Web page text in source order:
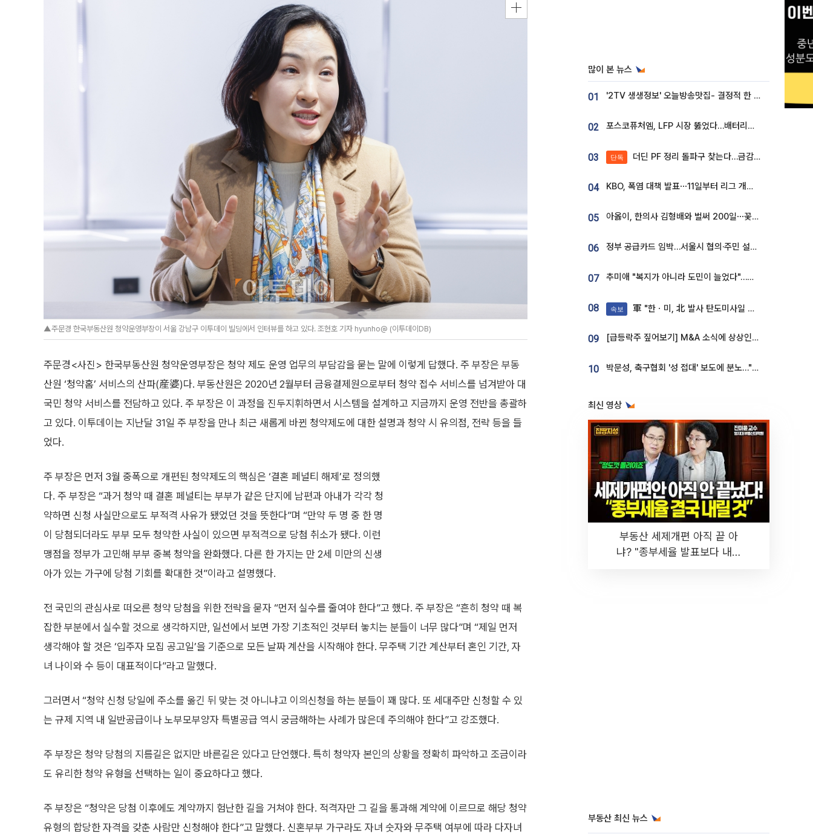
▲주문경 한국부동산원 청약운영부장이 서울 강남구 이투데이 빌딩에서 인터뷰를 하고 있다. 조현호 기자 hyunho@ (이투데이DB)
주문경<사진> 한국부동산원 청약운영부장은 청약 제도 운영 업무의 부담감을 묻는 말에 이렇게 답했다. 주 부장은 부동
산원 ‘청약홈’ 서비스의 산파(産婆)다. 부동산원은 2020년 2월부터 금융결제원으로부터 청약 접수 서비스를 넘겨받아 대
국민 청약 서비스를 전담하고 있다. 주 부장은 이 과정을 진두지휘하면서 시스템을 설계하고 지금까지 운영 전반을 총괄하
고 있다. 이투데이는 지난달 31일 주 부장을 만나 최근 새롭게 바뀐 청약제도에 대한 설명과 청약 시 유의점, 전략 등을 들
었다.
주 부장은 먼저 3월 중폭으로 개편된 청약제도의 핵심은 ‘결혼 페널티 해제’로 정의했
다. 주 부장은 “과거 청약 때 결혼 페널티는 부부가 같은 단지에 남편과 아내가 각각 청
약하면 신청 사실만으로도 부적격 사유가 됐었던 것을 뜻한다”며 “만약 두 명 중 한 명
이 당첨되더라도 부부 모두 청약한 사실이 있으면 부적격으로 당첨 취소가 됐다. 이런
맹점을 정부가 고민해 부부 중복 청약을 완화했다. 다른 한 가지는 만 2세 미만의 신생
아가 있는 가구에 당첨 기회를 확대한 것”이라고 설명했다.
전 국민의 관심사로 떠오른 청약 당첨을 위한 전략을 묻자 “먼저 실수를 줄여야 한다”고 했다. 주 부장은 “흔히 청약 때 복
잡한 부분에서 실수할 것으로 생각하지만, 일선에서 보면 가장 기초적인 것부터 놓치는 분들이 너무 많다”며 “제일 먼저
생각해야 할 것은 ‘입주자 모집 공고일’을 기준으로 모든 날짜 계산을 시작해야 한다. 무주택 기간 계산부터 혼인 기간, 자
녀 나이와 수 등이 대표적이다”라고 말했다.
그러면서 “청약 신청 당일에 주소를 옮긴 뒤 맞는 것 아니냐고 이의신청을 하는 분들이 꽤 많다. 또 세대주만 신청할 수 있
는 규제 지역 내 일반공급이나 노부모부양자 특별공급 역시 궁금해하는 사례가 많은데 주의해야 한다”고 강조했다.
주 부장은 청약 당첨의 지름길은 없지만 바른길은 있다고 단언했다. 특히 청약자 본인의 상황을 정확히 파악하고 조금이라
도 유리한 청약 유형을 선택하는 일이 중요하다고 했다.
주 부장은 “청약은 당첨 이후에도 계약까지 험난한 길을 거쳐야 한다. 적격자만 그 길을 통과해 계약에 이르므로 해당 청약
유형의 합당한 자격을 갖춘 사람만 신청해야 한다”고 말했다. 신혼부부 가구라도 자녀 숫자와 무주택 여부에 따라 다자녀
많이 본 뉴스
01 '2TV 생생정보' 오늘방송맛집- 결정적 한 수, 3종 메밀면! 메밀 소바 맛집 '의○○○○'
02 포스코퓨처엠, LFP 시장 뚫었다…배터리사와 대규모 장기 공급 합의
03 단독 더딘 PF 정리 돌파구 찾는다…금감원, 1년 반 만에 매각설명회 재개
04 KBO, 폭염 대책 발표⋯11일부터 리그 개시ㆍ경기 오후 7시 시작
05 아옳이, 한의사 김형배와 벌써 200일⋯꽃다발 들고 "프러포즈 아냐"
06 정부 공급카드 임박…서울시 협의·주민 설득이 성패 가른다 [부동산 해법 전쟁]
07 추미애 "복지가 아니라 도민이 늘었다"…재정난 책임론 정면돌파
08 속보 軍 "한ㆍ미, 北 발사 탄도미사일 제원 정밀분석 중"
09 [급등락주 짚어보기] M&A 소식에 상상인증권ㆍ유니켐 ‘상한가’⋯유증 제동 걸린 SK디앤디↑
10 박문성, 축구협회 '성 접대' 보도에 분노…"다 말아먹으려고 작정했나"
최신 영상
부동산 세제개편 아직 끝 아
냐? "종부세율 발표보다 내릴
부동산 최신 뉴스